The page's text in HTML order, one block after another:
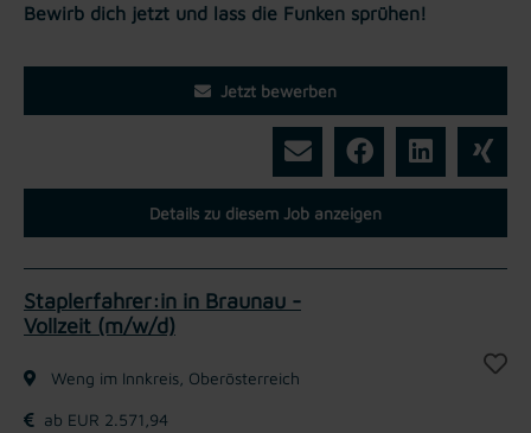
Bewirb dich jetzt und lass die Funken sprühen!
Jetzt bewerben
Details zu diesem Job anzeigen
Staplerfahrer:in in Braunau -
Vollzeit (m/w/d)
Weng im Innkreis, Oberösterreich
ab EUR 2.571,94